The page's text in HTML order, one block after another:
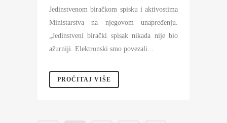
Jedinstvenom biračkom spisku i aktivostima
Ministarstva na njegovom unapređenju.
„Jedinstveni birački spisak nikada nije bio
ažurniji. Elektronski smo povezali...
PROČITAJ VIŠE